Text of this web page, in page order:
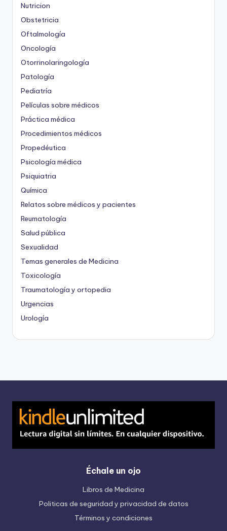
Nutricion
Obstetricia
Oftalmología
Oncología
Otorrinolaringología
Patología
Pediatría
Películas sobre médicos
Práctica médica
Procedimientos médicos
Propedéutica
Psicología médica
Psiquiatria
Química
Relatos sobre médicos y pacientes
Reumatología
Salud pública
Sexualidad
Temas generales de Medicina
Toxicología
Traumatología y ortopedia
Urgencias
Urología
Échale un ojo
Libros de Medicina
Politicas de seguridad y privacidad de datos
Términos y condiciones